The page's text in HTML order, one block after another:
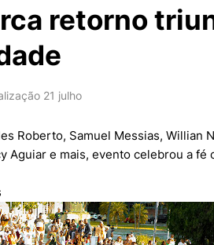
retorno
21 julho
Roberto, Samuel Messias, Willian
Aguiar e mais, evento celebrou a fé